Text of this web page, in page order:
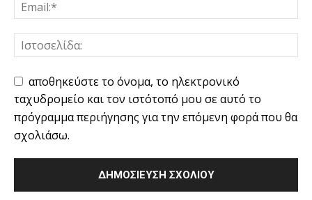
αποθηκεύστε το όνομα, το ηλεκτρονικό
ταχυδρομείο και τον ιστότοπό μου σε αυτό το
πρόγραμμα περιήγησης για την επόμενη φορά που θα
σχολιάσω.